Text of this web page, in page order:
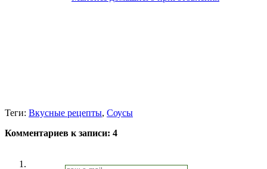
Теги: Вкусные рецепты, Соусы
Комментариев к записи: 4